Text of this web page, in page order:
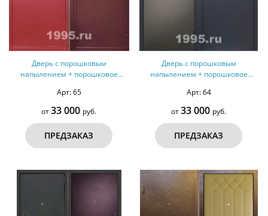
Дверь с порошковым
напылением + порошковое
Арт: 65
от33 000 руб.
ПРЕДЗАКАЗ
Дверь с порошковым
напылением + порошковое
Арт: 64
от33 000 руб.
ПРЕДЗАКАЗ